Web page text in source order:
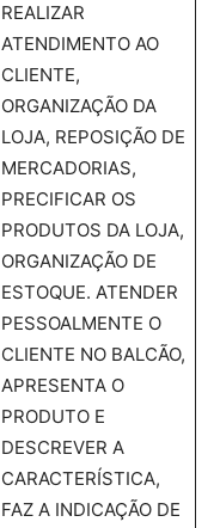
REALIZAR
ATENDIMENTO AO
CLIENTE,
ORGANIZAÇÃO DA
LOJA, REPOSIÇÃO DE
MERCADORIAS,
PRECIFICAR OS
PRODUTOS DA LOJA,
ORGANIZAÇÃO DE
ESTOQUE. ATENDER
PESSOALMENTE O
CLIENTE NO BALCÃO,
APRESENTA O
PRODUTO E
DESCREVER A
CARACTERÍSTICA,
FAZ A INDICAÇÃO DE